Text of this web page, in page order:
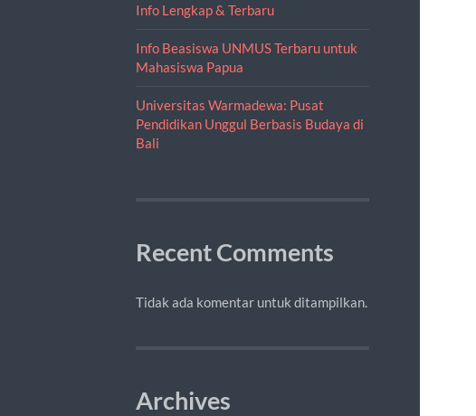
Info Lengkap & Terbaru
Info Beasiswa UNMUS Terbaru untuk
Mahasiswa Papua
Universitas Warmadewa: Pusat
Pendidikan Unggul Berbasis Budaya di
Bali
Recent Comments
Tidak ada komentar untuk ditampilkan.
Archives